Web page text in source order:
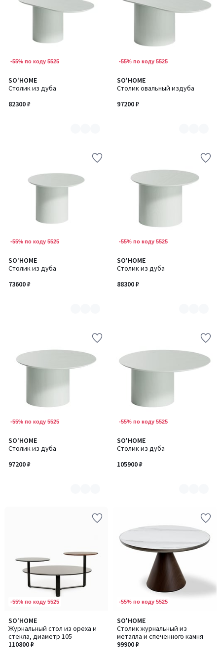
-55% по коду 5525
SO'HOME
Столик из дуба
82300 ₽
Количество
цветов:
7
-55% по коду 5525
SO'HOME
Столик овальный издуба
97200 ₽
Количество
цветов:
7
-55% по коду 5525
SO'HOME
Столик из дуба
73600 ₽
Количество
цветов:
7
-55% по коду 5525
SO'HOME
Столик из дуба
88300 ₽
Количество
цветов:
7
-55% по коду 5525
SO'HOME
Столик из дуба
97200 ₽
Количество
цветов:
7
-55% по коду 5525
SO'HOME
Столик из дуба
105900 ₽
Количество
цветов:
7
-55% по коду 5525
SO'HOME
Журнальный стол из ореха и
стекла, диаметр 105
110800 ₽
-55% по коду 5525
SO'HOME
Столик журнальный из
металла и спеченного камня
99900 ₽